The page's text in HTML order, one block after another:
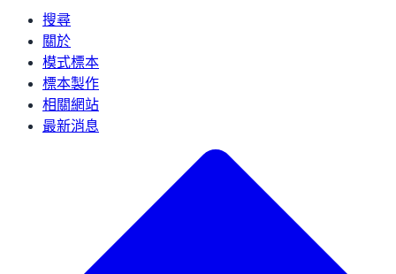
搜尋
關於
模式標本
標本製作
相關網站
最新消息